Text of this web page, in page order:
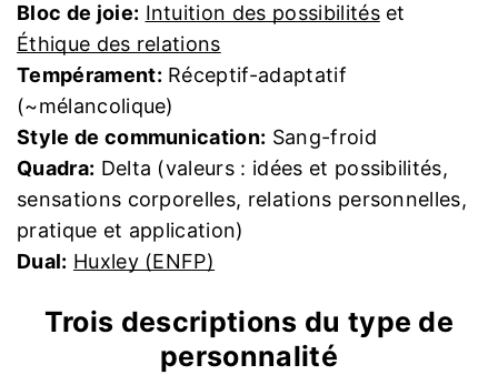
Bloc de joie: Intuition des possibilitéset
Éthique des relations
Tempérament: Réceptif-adaptatif
(~mélancolique)
Style de communication: Sang-froid
Quadra: Delta (valeurs : idées et possibilités,
sensations corporelles, relations personnelles,
pratique et application)
Dual: Huxley (ENFP)
Trois descriptions du type de
personnalité